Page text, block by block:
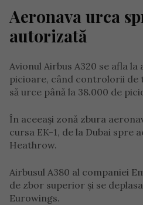
Aeronava urca
autorizată
Avionul Airbus A320 se afla
picioare, când controlorii de
să urce până la 38.000 de
În aceeași zonă zbura
cursa EK-1, de la Dubai spre
Heathrow.
Airbusul A380 al companiei
de zbor superior și se
Eurowings.